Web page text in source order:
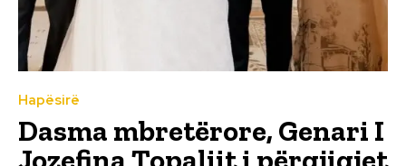
Hapësirë
Dasma mbretërore, Genari I